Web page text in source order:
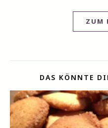
ZUM
DAS KÖNNTE